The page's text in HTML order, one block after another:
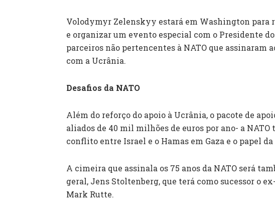
Volodymyr Zelenskyy estará em Washington para
e organizar um evento especial com o Presidente
parceiros não pertencentes à NATO que assinaram
com a Ucrânia.
Desafios da NATO
Além do reforço do apoio à Ucrânia, o pacote de
aliados de 40 mil milhões de euros por ano- a NATO
conflito entre Israel e o Hamas em Gaza e o papel
A cimeira que assinala os 75 anos da NATO será
geral, Jens Stoltenberg, que terá como sucessor o
Mark Rutte.